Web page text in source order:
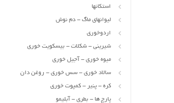
استکانها
لیوانهای ماگ - دم نوش
اردوخوری
شیرینی - شکلات - بیسکویت خوری
میوه خوری - آجیل خوری
سالاد خوری - سس خوری - روغن دان
کره - پنیر - کمپوت خوری
پارچ ها - بطری - آبلیمو